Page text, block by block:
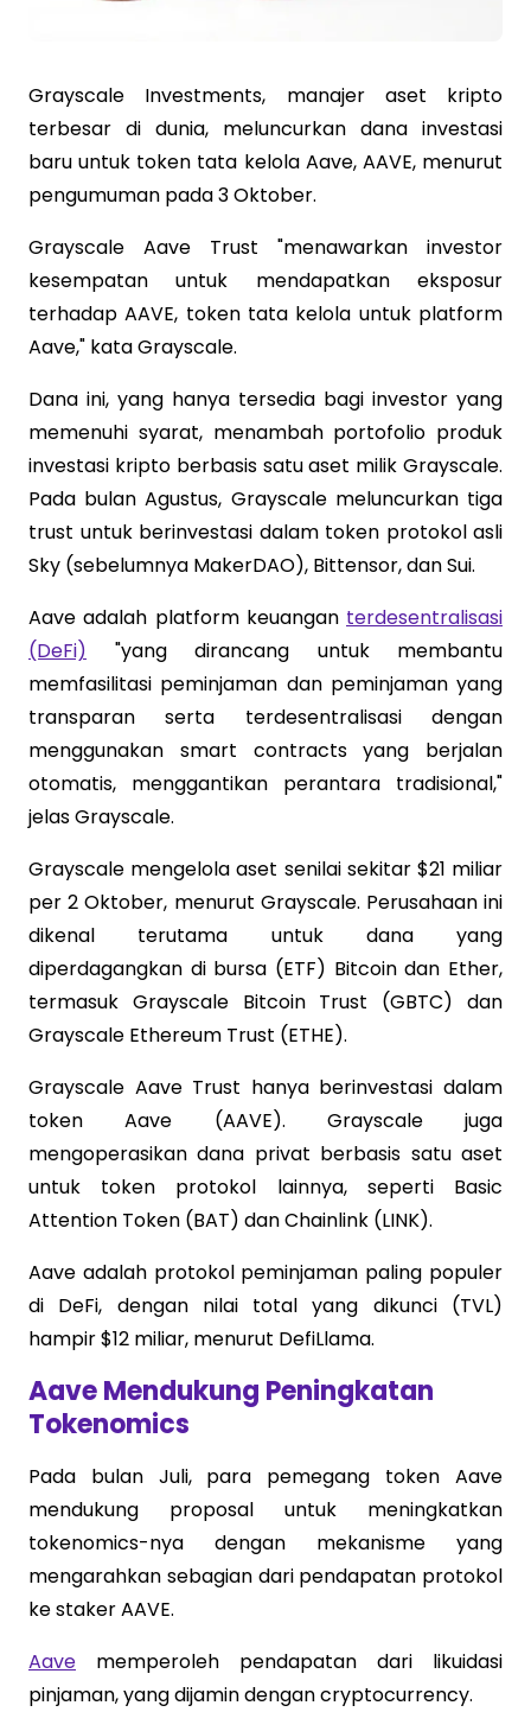
Grayscale Investments, manajer aset kripto
terbesar di dunia, meluncurkan dana investasi
baru untuk token tata kelola Aave, AAVE, menurut
pengumuman pada 3 Oktober.
Grayscale Aave Trust "menawarkan investor
kesempatan untuk mendapatkan eksposur
terhadap AAVE, token tata kelola untuk platform
Aave," kata Grayscale.
Dana ini, yang hanya tersedia bagi investor yang
memenuhi syarat, menambah portofolio produk
investasi kripto berbasis satu aset milik Grayscale.
Pada bulan Agustus, Grayscale meluncurkan tiga
trust untuk berinvestasi dalam token protokol asli
Sky (sebelumnya MakerDAO), Bittensor, dan Sui.
Aave adalah platform keuangan terdesentralisasi
(DeFi) "yang dirancang untuk membantu
memfasilitasi peminjaman dan peminjaman yang
transparan serta terdesentralisasi dengan
menggunakan smart contracts yang berjalan
otomatis, menggantikan perantara tradisional,"
jelas Grayscale.
Grayscale mengelola aset senilai sekitar $21 miliar
per 2 Oktober, menurut Grayscale. Perusahaan ini
dikenal terutama untuk dana yang
diperdagangkan di bursa (ETF) Bitcoin dan Ether,
termasuk Grayscale Bitcoin Trust (GBTC) dan
Grayscale Ethereum Trust (ETHE).
Grayscale Aave Trust hanya berinvestasi dalam
token Aave (AAVE). Grayscale juga
mengoperasikan dana privat berbasis satu aset
untuk token protokol lainnya, seperti Basic
Attention Token (BAT) dan Chainlink (LINK).
Aave adalah protokol peminjaman paling populer
di DeFi, dengan nilai total yang dikunci (TVL)
hampir $12 miliar, menurut DefiLlama.
Aave Mendukung Peningkatan
Tokenomics
Pada bulan Juli, para pemegang token Aave
mendukung proposal untuk meningkatkan
tokenomics-nya dengan mekanisme yang
mengarahkan sebagian dari pendapatan protokol
ke staker AAVE.
Aave memperoleh pendapatan dari likuidasi
pinjaman, yang dijamin dengan cryptocurrency.